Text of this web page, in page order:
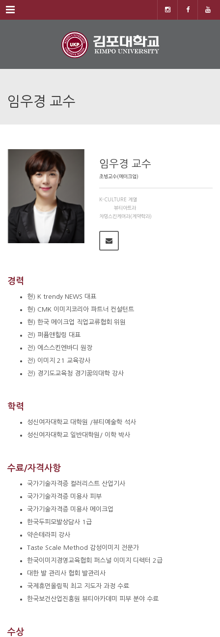
Menu
임우경 교수
임우경 교수
초빙교수(메이크업)
K-CULTURE 계열
뷰티아트과
챠밍스킨케어과(계약학과)
경력
현) K trendy NEWS 대표
현) CMK 이미지코리아 파트너 컨설턴트
현) 한국 메이크업 직업교류협회 위원
전) 퍼퓸앤힐링 대표
전) 에스스킨엔바디 원장
전) 이미지 21 교육강사
전) 경기도교육청 경기꿈의대학 강사
학력
성신여자대학교 대학원 /뷰티예술학 석사
성신여자대학교 일반대학원/ 이학 박사
수료/자격사항
국가기술자격증 컬러리스트 산업기사
국가기술자격증 미용사 피부
국가기술자격증 미용사 메이크업
한국두피모발상담사 1급
약손테라피 강사
Taste Scale Method 감성이미지 전문가
한국이미지경영교육협회 퍼스널 이미지 디렉터 2급
대한 발 관리사 협회 발관리사
국제휴먼올림픽 최고 지도자 과정 수료
한국보건산업진흥원 뷰티아카데미 피부 분야 수료
수상